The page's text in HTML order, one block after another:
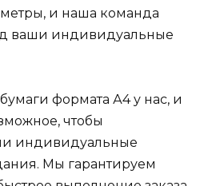
и наша команда
ваши индивидуальные
формата А4 у нас, и
чтобы
индивидуальные
Мы гарантируем